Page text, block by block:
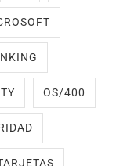
OS/400